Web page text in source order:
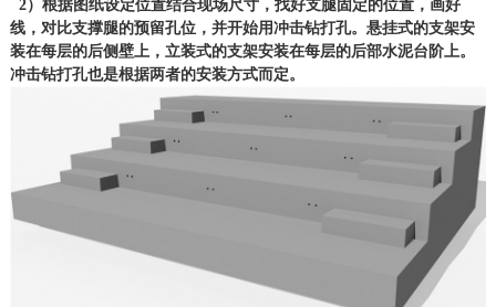
2）根据图纸设定位置结合现场尺寸，找好支腿固定的位置，画好
线，对比支撑腿的预留孔位，并开始用冲击钻打孔。悬挂式的支架安
装在每层的后侧壁上，立装式的支架安装在每层的后部水泥台阶上。
冲击钻打孔也是根据两者的安装方式而定。